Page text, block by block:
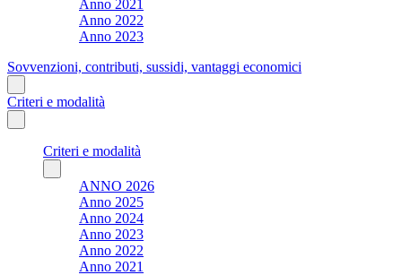
Anno 2021
Anno 2022
Anno 2023
Sovvenzioni, contributi, sussidi, vantaggi economici
Criteri e modalità
Criteri e modalità
ANNO 2026
Anno 2025
Anno 2024
Anno 2023
Anno 2022
Anno 2021